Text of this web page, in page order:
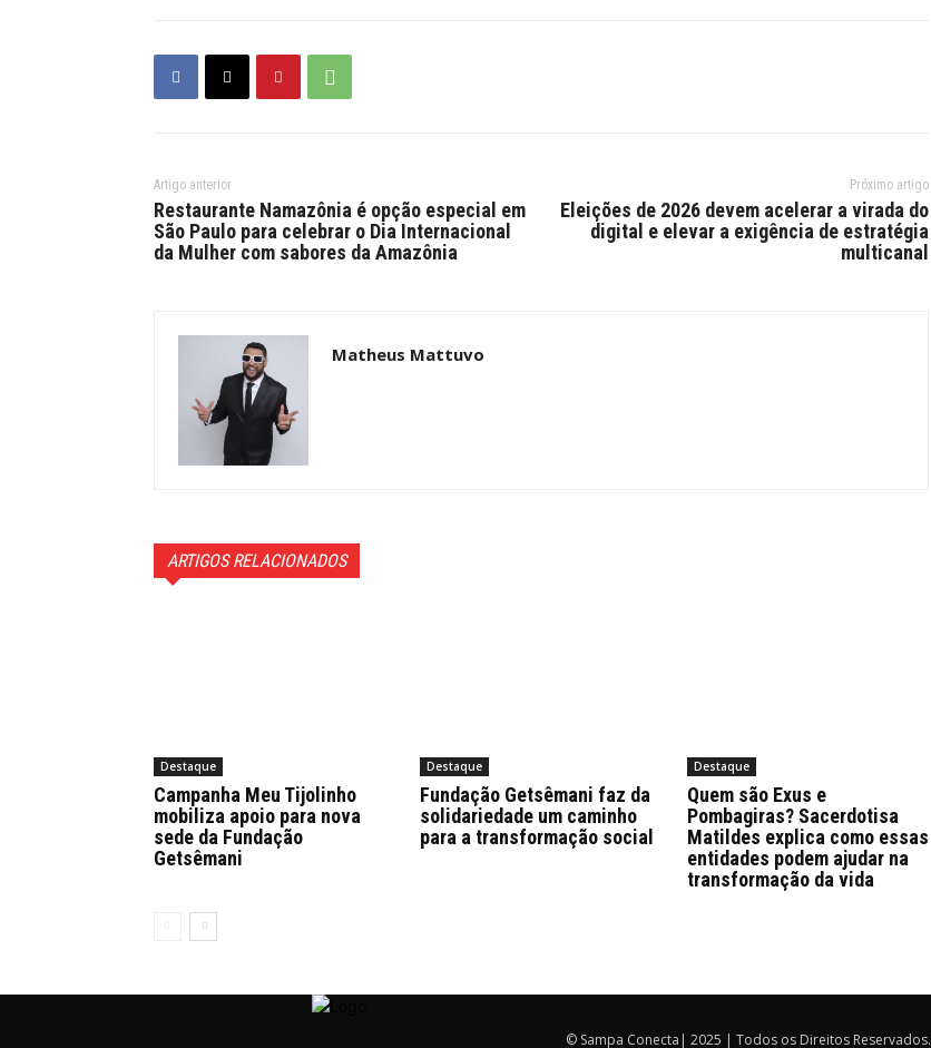
Artigo anterior
Restaurante Namazônia é opção especial em
São Paulo para celebrar o Dia Internacional
da Mulher com sabores da Amazônia
Próximo artigo
Eleições de 2026 devem acelerar a virada do
digital e elevar a exigência de estratégia
multicanal
Matheus Mattuvo
ARTIGOS RELACIONADOS
Destaque
Campanha Meu Tijolinho
mobiliza apoio para nova
sede da Fundação
Getsêmani
Destaque
Fundação Getsêmani faz da
solidariedade um caminho
para a transformação social
Destaque
Quem são Exus e
Pombagiras? Sacerdotisa
Matildes explica como essas
entidades podem ajudar na
transformação da vida
© Sampa Conecta| 2025 | Todos os Direitos Reservados.